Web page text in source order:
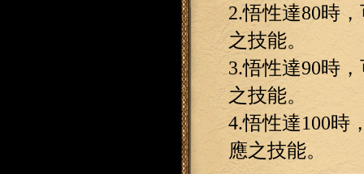
2.悟性達80時
之技能。
3.悟性達90時
之技能。
4.悟性達100時
應之技能。